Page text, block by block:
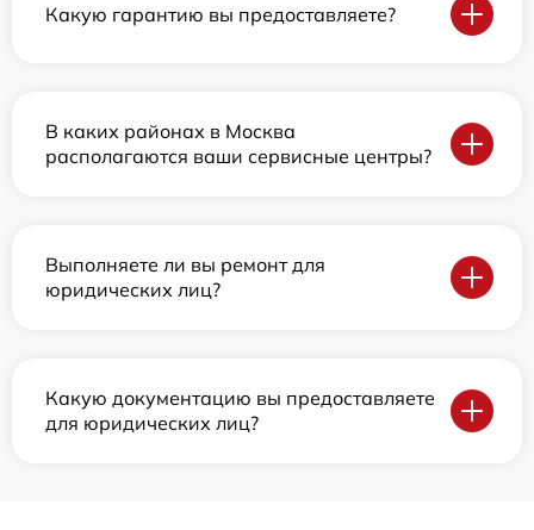
Какую гарантию вы предоставляете?
В каких районах в Москва
располагаются ваши сервисные центры?
Выполняете ли вы ремонт для
юридических лиц?
Какую документацию вы предоставляете
для юридических лиц?